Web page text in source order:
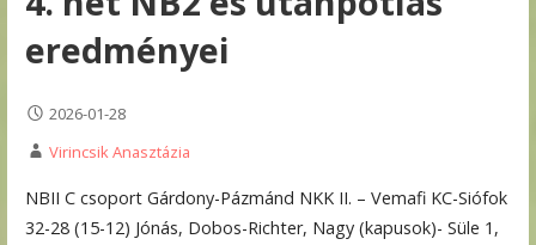
eredményei
2026-01-28
Virincsik Anasztázia
NBII C csoport Gárdony-Pázmánd NKK II. – Vemafi KC-Siófok
32-28 (15-12) Jónás, Dobos-Richter, Nagy (kapusok)- Süle 1,